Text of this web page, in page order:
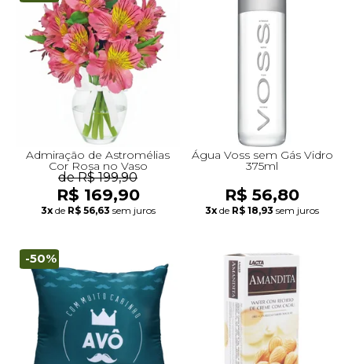
Admiração de Astromélias
Cor Rosa no Vaso
de R$ 199,90
R$ 169,90
3x de R$ 56,63 sem juros
Água Voss sem Gás Vidro
375ml
R$ 56,80
3x de R$ 18,93 sem juros
-50%